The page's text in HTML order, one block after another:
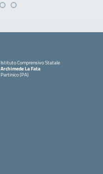
Istituto Comprensivo Statale
Archimede La Fata
Partinico (PA)